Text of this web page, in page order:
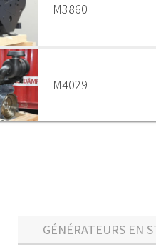
M3860
M4029
GÉNÉRATEURS EN